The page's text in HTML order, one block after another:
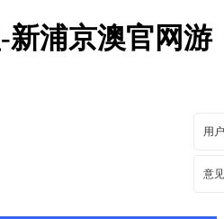
新浦京澳官网游
用
意